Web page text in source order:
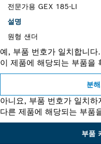
전문가용 GEX 185-LI
설명
원형 샌더
예, 부품 번호가 일치합니다.
이 제품에 해당되는 부품을
분
아니요, 부품 번호가 일치하
다른 제품에 해당되는 부품
부품